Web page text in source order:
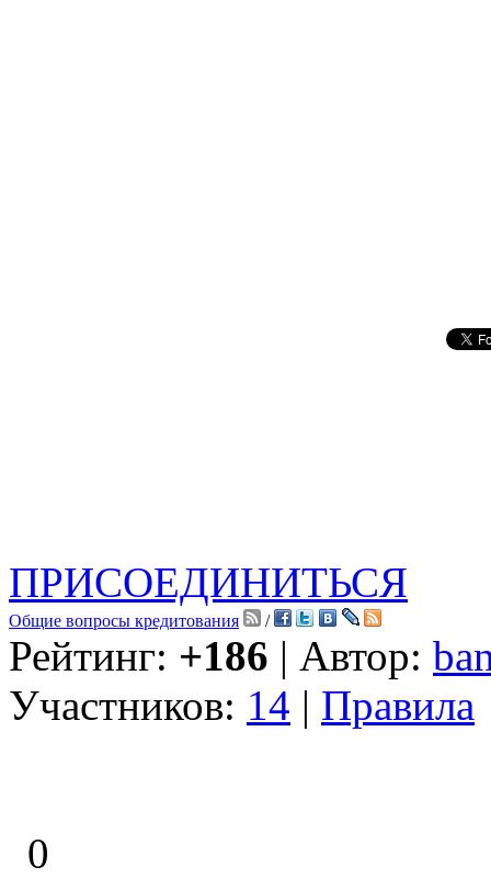
ПРИСОЕДИНИТЬСЯ
Общие вопросы кредитования /
Рейтинг: +186 | Автор:
Участников: 14 | Правила
0